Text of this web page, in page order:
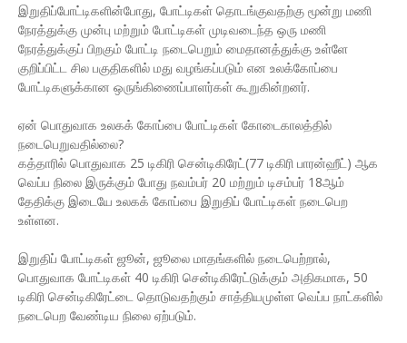
இறுதிப்போட்டிகளின்போது, போட்டிகள் தொடங்குவதற்கு மூன்று மணி
நேரத்துக்கு முன்பு மற்றும் போட்டிகள் முடிவடைந்த ஒரு மணி
நேரத்துக்குப் பிறகும் போட்டி நடைபெறும் மைதானத்துக்கு உள்ளே
குறிப்பிட்ட சில பகுதிகளில் மது வழங்கப்படும் என உலக்கோப்பை
போட்டிகளுக்கான ஒருங்கிணைப்பாளர்கள் கூறுகின்றனர்.
ஏன் பொதுவாக உலகக் கோப்பை போட்டிகள் கோடைகாலத்தில்
நடைபெறுவதில்லை?
கத்தாரில் பொதுவாக 25 டிகிரி சென்டிகிரேட்(77 டிகிரி பாரன்ஹீட்) ஆக
வெப்ப நிலை இருக்கும் போது நவம்பர் 20 மற்றும் டிசம்பர் 18ஆம்
தேதிக்கு இடையே உலகக் கோப்பை இறுதிப் போட்டிகள் நடைபெற
உள்ளன.
இறுதிப் போட்டிகள் ஜூன், ஜூலை மாதங்களில் நடைபெற்றால்,
பொதுவாக போட்டிகள் 40 டிகிரி சென்டிகிரேட்டுக்கும் அதிகமாக, 50
டிகிரி சென்டிகிரேட்டை தொடுவதற்கும் சாத்தியமுள்ள வெப்ப நாட்களில்
நடைபெற வேண்டிய நிலை ஏற்படும்.